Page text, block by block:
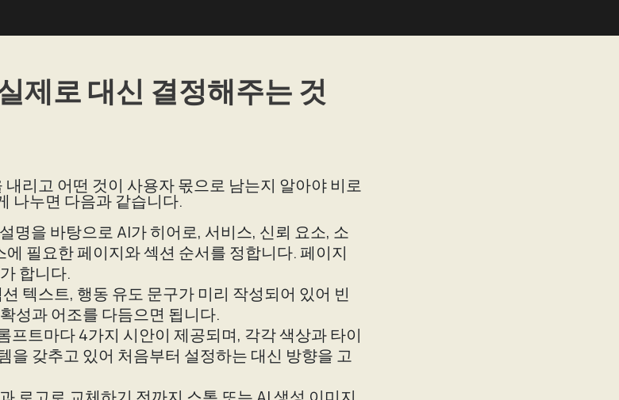
제로 대신 결정해주는 것
리고 어떤 것이 사용자 몫으로 남는지 알아야 비로
나누면 다음과 같습니다.
명을 바탕으로 AI가 히어로, 서비스, 신뢰 요소, 소
필요한 페이지와 섹션 순서를 정합니다. 페이지
합니다.
텍스트, 행동 유도 문구가 미리 작성되어 있어 빈
성과 어조를 다듬으면 됩니다.
프트마다 4가지 시안이 제공되며, 각각 색상과 타이
을 갖추고 있어 처음부터 설정하는 대신 방향을 고